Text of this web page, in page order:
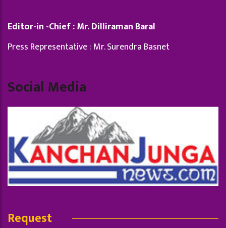
Editor-in -Chief : Mr. Dilliraman Baral
Press Representative : Mr. Surendra Basnet
Social Media
Request